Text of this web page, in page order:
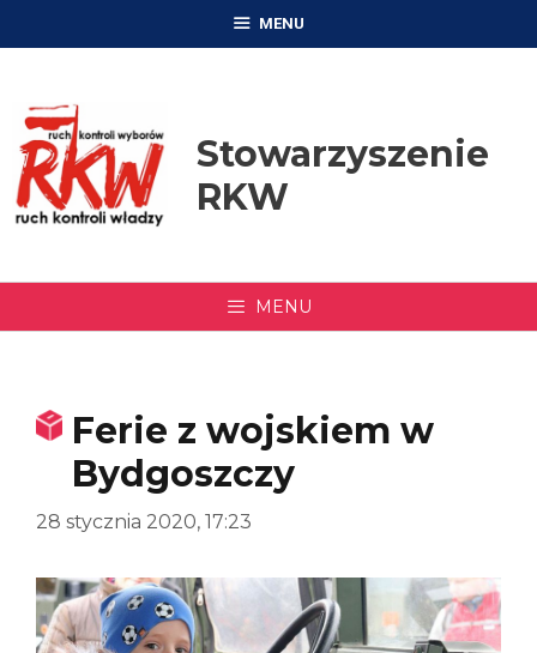
MENU
Stowarzyszenie
RKW
MENU
Ferie z wojskiem w
Bydgoszczy
28 stycznia 2020, 17:23